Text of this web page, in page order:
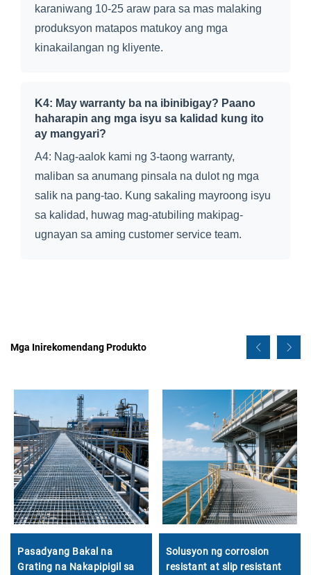
karaniwang 10-25 araw para sa mas malaking
produksyon matapos matukoy ang mga
kinakailangan ng kliyente.
K4: May warranty ba na ibinibigay? Paano
haharapin ang mga isyu sa kalidad kung ito
ay mangyari?
A4: Nag-aalok kami ng 3-taong warranty,
maliban sa anumang pinsala na dulot ng mga
salik na pang-tao. Kung sakaling mayroong isyu
sa kalidad, huwag mag-atubiling makipag-
ugnayan sa aming customer service team.
Mga Inirekomendang Produkto
Pasadyang Bakal na
Grating na Nakapipigil sa
Solusyon ng corrosion
resistant at slip resistant